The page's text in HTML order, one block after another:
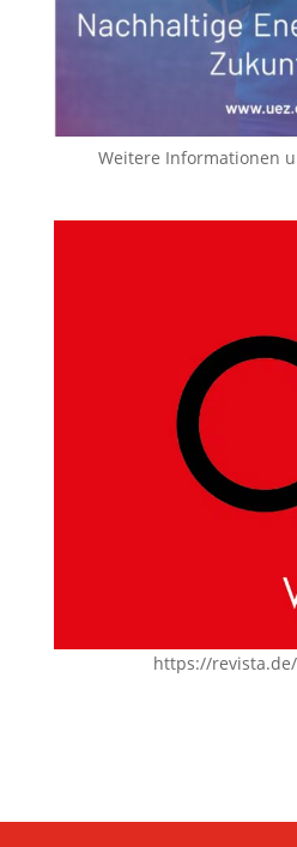
Weitere Informationen
https://